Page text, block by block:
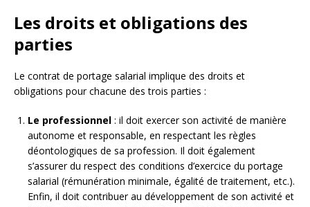
Les droits et obligations des
parties
Le contrat de portage salarial implique des droits et
obligations pour chacune des trois parties :
Le professionnel : il doit exercer son activité de manière
autonome et responsable, en respectant les règles
déontologiques de sa profession. Il doit également
s’assurer du respect des conditions d’exercice du portage
salarial (rémunération minimale, égalité de traitement, etc.).
Enfin, il doit contribuer au développement de son activité et